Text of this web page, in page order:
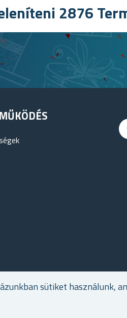
sütiket használunk,
2876